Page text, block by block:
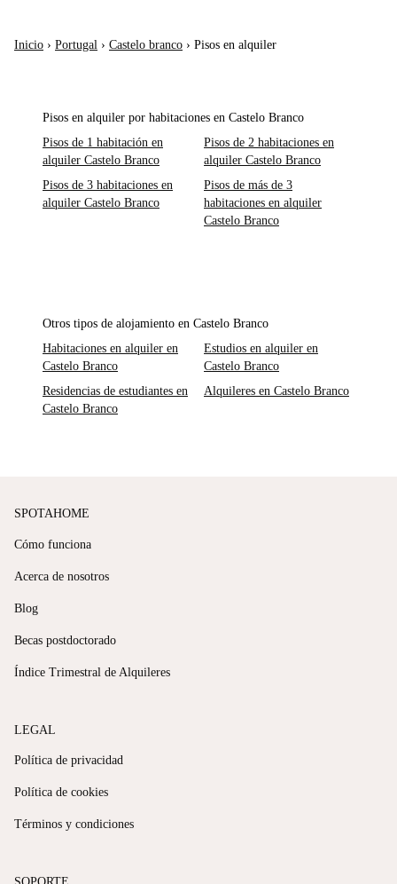
Inicio › Portugal › Castelo branco › Pisos en alquiler
Pisos en alquiler por habitaciones en Castelo Branco
Pisos de 1 habitación en
alquiler Castelo Branco
Pisos de 2 habitaciones en
alquiler Castelo Branco
Pisos de 3 habitaciones en
alquiler Castelo Branco
Pisos de más de 3
habitaciones en alquiler
Castelo Branco
Otros tipos de alojamiento en Castelo Branco
Habitaciones en alquiler en
Castelo Branco
Estudios en alquiler en
Castelo Branco
Residencias de estudiantes en
Castelo Branco
Alquileres en Castelo Branco
SPOTAHOME
Cómo funciona
Acerca de nosotros
Blog
Becas postdoctorado
Índice Trimestral de Alquileres
LEGAL
Política de privacidad
Política de cookies
Términos y condiciones